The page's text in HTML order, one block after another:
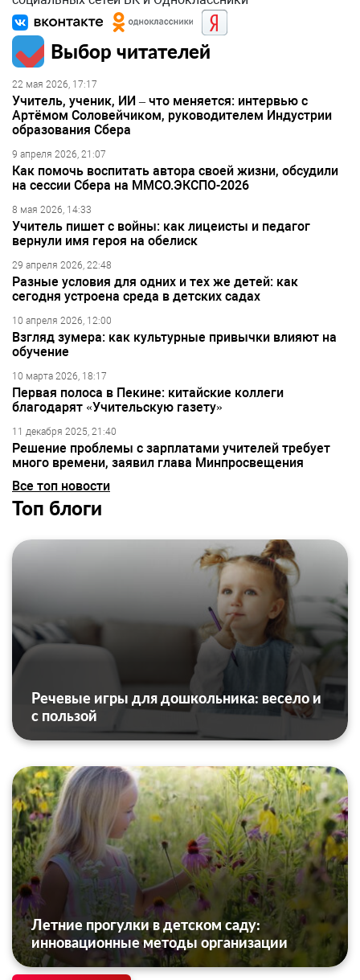
Выбор читателей
22 мая 2026, 17:17
Учитель, ученик, ИИ – что меняется: интервью с
Артёмом Соловейчиком, руководителем Индустрии
образования Сбера
9 апреля 2026, 21:07
Как помочь воспитать автора своей жизни, обсудили
на сессии Сбера на ММСО.ЭКСПО-2026
8 мая 2026, 14:33
Учитель пишет с войны: как лицеисты и педагог
вернули имя героя на обелиск
29 апреля 2026, 22:48
Разные условия для одних и тех же детей: как
сегодня устроена среда в детских садах
10 апреля 2026, 12:00
Взгляд зумера: как культурные привычки влияют на
обучение
10 марта 2026, 18:17
Первая полоса в Пекине: китайские коллеги
благодарят «Учительскую газету»
11 декабря 2025, 21:40
Решение проблемы с зарплатами учителей требует
много времени, заявил глава Минпросвещения
Все топ новости
Топ блоги
Речевые игры для дошкольника: весело и
с пользой
Летние прогулки в детском саду:
инновационные методы организации